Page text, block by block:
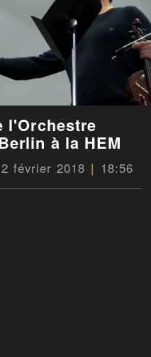
l'Orchestre
à la HEM
février 2018 18:56